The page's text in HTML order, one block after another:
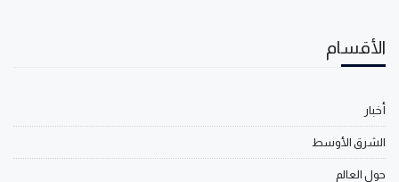
الأقسام
أخبار
الشرق الأوسط
حول العالم